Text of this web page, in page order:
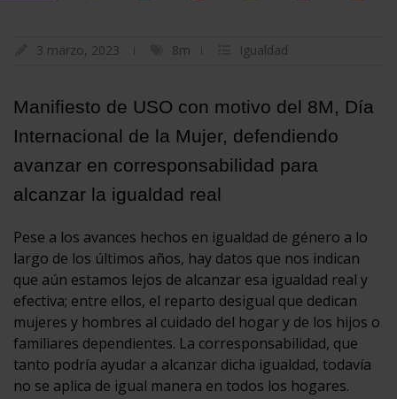
3 marzo, 2023 8m Igualdad
Manifiesto de USO con motivo del 8M, Día
Internacional de la Mujer, defendiendo
avanzar en corresponsabilidad para
alcanzar la igualdad real
Pese a los avances hechos en igualdad de género a lo
largo de los últimos años, hay datos que nos indican
que aún estamos lejos de alcanzar esa igualdad real y
efectiva; entre ellos, el reparto desigual que dedican
mujeres y hombres al cuidado del hogar y de los hijos o
familiares dependientes. La corresponsabilidad, que
tanto podría ayudar a alcanzar dicha igualdad, todavía
no se aplica de igual manera en todos los hogares.